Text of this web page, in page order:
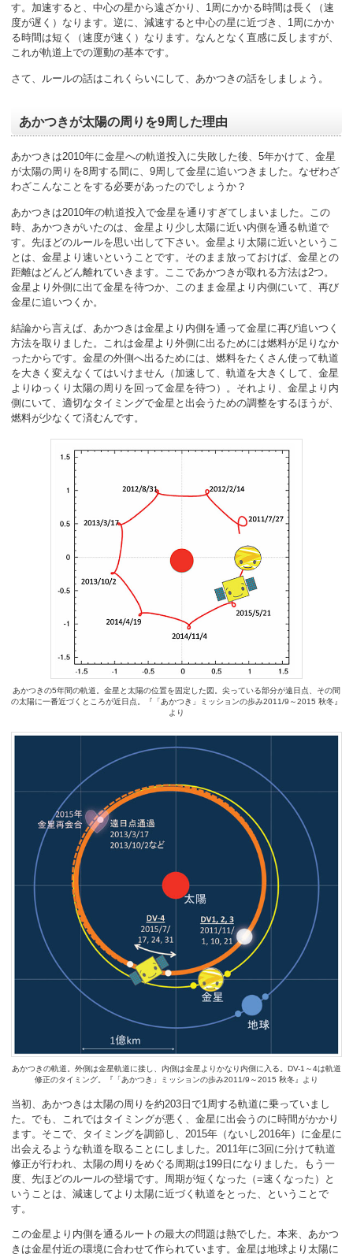
す。加速すると、中心の星から遠ざかり、1周にかかる時間は長く（速
度が遅く）なります。逆に、減速すると中心の星に近づき、1周にかか
る時間は短く（速度が速く）なります。なんとなく直感に反しますが、
これが軌道上での運動の基本です。
さて、ルールの話はこれくらいにして、あかつきの話をしましょう。
あかつきが太陽の周りを9周した理由
あかつきは2010年に金星への軌道投入に失敗した後、5年かけて、金星
が太陽の周りを8周する間に、9周して金星に追いつきました。なぜわざ
わざこんなことをする必要があったのでしょうか？
あかつきは2010年の軌道投入で金星を通りすぎてしまいました。この
時、あかつきがいたのは、金星より少し太陽に近い内側を通る軌道で
す。先ほどのルールを思い出して下さい。金星より太陽に近いというこ
とは、金星より速いということです。そのまま放っておけば、金星との
距離はどんどん離れていきます。ここであかつきが取れる方法は2つ。
金星より外側に出て金星を待つか、このまま金星より内側にいて、再び
金星に追いつくか。
結論から言えば、あかつきは金星より内側を通って金星に再び追いつく
方法を取りました。これは金星より外側に出るためには燃料が足りなか
ったからです。金星の外側へ出るためには、燃料をたくさん使って軌道
を大きく変えなくてはいけません（加速して、軌道を大きくして、金星
よりゆっくり太陽の周りを回って金星を待つ）。それより、金星より内
側にいて、適切なタイミングで金星と出会うための調整をするほうが、
燃料が少なくて済むんです。
あかつきの5年間の軌道。金星と太陽の位置を固定した図。尖っている部分が遠日点、その間
の太陽に一番近づくところが近日点。『「あかつき」ミッションの歩み2011/9～2015 秋冬』
より
あかつきの軌道。外側は金星軌道に接し、内側は金星よりかなり内側に入る。DV-1～4は軌道
修正のタイミング。『「あかつき」ミッションの歩み2011/9～2015 秋冬』より
当初、あかつきは太陽の周りを約203日で1周する軌道に乗っていまし
た。でも、これではタイミングが悪く、金星に出会うのに時間がかかり
ます。そこで、タイミングを調節し、2015年（ないし2016年）に金星に
出会えるような軌道を取ることにしました。2011年に3回に分けて軌道
修正が行われ、太陽の周りをめぐる周期は199日になりました。もう一
度、先ほどのルールの登場です。周期が短くなった（=速くなった）と
いうことは、減速してより太陽に近づく軌道をとった、ということで
す。
この金星より内側を通るルートの最大の問題は熱でした。本来、あかつ
きは金星付近の環境に合わせて作られています。金星は地球より太陽に